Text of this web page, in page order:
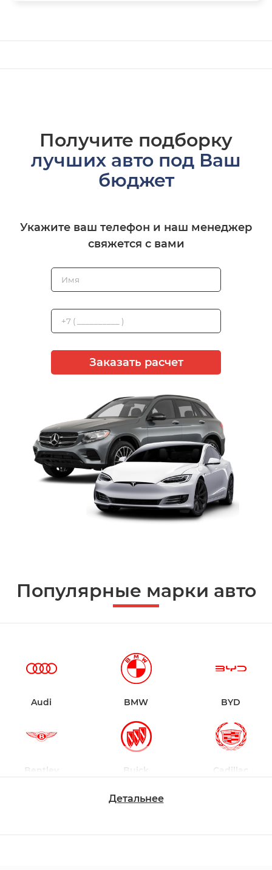
Получите подборку
лучших авто под Ваш
бюджет
Укажите ваш телефон и наш менеджер
свяжется с вами
Заказать расчет
Популярные марки авто
Audi BMW BYD
Bentley Buick Cadillac
Детальнее